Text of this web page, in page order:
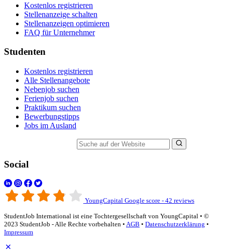
Kostenlos registrieren
Stellenanzeige schalten
Stellenanzeigen optimieren
FAQ für Unternehmer
Studenten
Kostenlos registrieren
Alle Stellenangebote
Nebenjob suchen
Ferienjob suchen
Praktikum suchen
Bewerbungstipps
Jobs im Ausland
Social
YoungCapital Google score - 42 reviews
StudentJob International ist eine Tochtergesellschaft von YoungCapital • ©
2023 StudentJob - Alle Rechte vorbehalten • AGB • Datenschutzerklärung •
Impressum